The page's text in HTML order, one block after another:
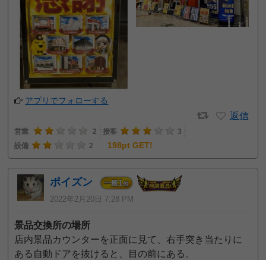
アプリでフォローする
返信
営業 2 接客
3
設備
2 198pt GET!
ポイズン 一般1位
2022年2月20日 7:28 PM
景品交換所の場所
店内景品カウンターを正面に見て、右手突き当たりに
ある自動ドアを抜けると、目の前にある。